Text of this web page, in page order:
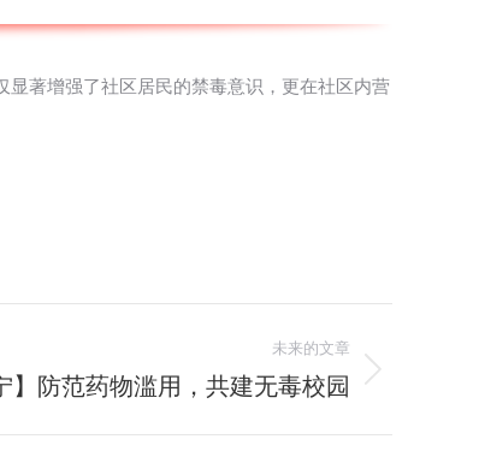
著增强了社区居民的禁毒意识，更在社区内营
未来的文章
】防范药物滥用，共建无毒校园